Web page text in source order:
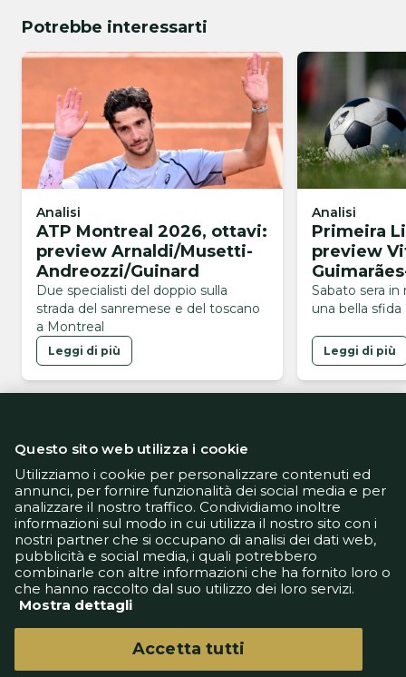
Potrebbe interessarti
Analisi
ATP Montreal 2026, ottavi:
preview Arnaldi/Musetti-
Andreozzi/Guinard
Due specialisti del doppio sulla
strada del sanremese e del toscano
a Montreal
Leggi di più
Analisi
Primeira
preview
Sabato sera
una bella
Leggi di più
Informativa Privacy
Informativa Cookie
Tech App
Gestione preferenze
support@goldbetlive.it
Questo sito web utilizza i cookie
Utilizziamo i cookie per personalizzare contenuti ed
annunci, per fornire funzionalità dei social media e per
analizzare il nostro traffico. Condividiamo inoltre
informazioni sul modo in cui utilizza il nostro sito con i
nostri partner che si occupano di analisi dei dati web,
pubblicità e social media, i quali potrebbero
combinarle con altre informazioni che ha fornito loro o
che hanno raccolto dal suo utilizzo dei loro servizi.
Mostra dettagli
Accetta tutti